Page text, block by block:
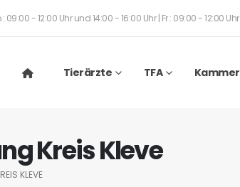
09:00 - 12:00 Uhr und 14:00 - 16:00 Uhr | Fr.: 09:00 - 12:00 Uhr
Tierärzte TFA Kammer
Kreis Kleve
KLEVE